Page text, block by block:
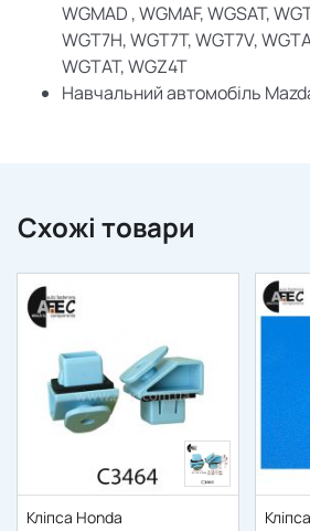
WGMAD , WGMAF, WGSAT,
WGT7H, WGT7T, WGT7V,
WGTAT, WGZ4T
Навчальний автомобіль
Схожі товари
Кліпса Honda